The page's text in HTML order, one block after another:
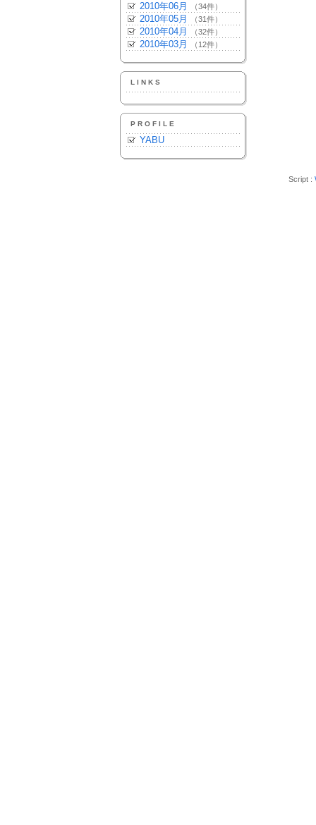
2010年06月 （34件）
2010年05月 （31件）
2010年04月 （32件）
2010年03月 （12件）
LINKS
PROFILE
YABU
Script :